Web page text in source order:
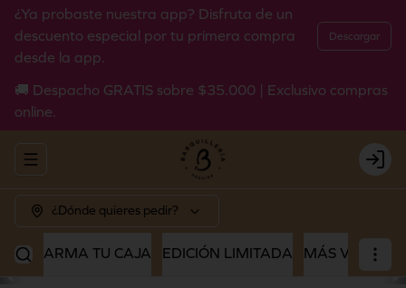
¿Ya probaste nuestra app? Disfruta de un
descuento especial por tu primera compra
desde la app.
Descargar
🚚 Despacho GRATIS sobre $35.000 | Exclusivo compras
online.
Abrir menu de navegación Login
¿Dónde quieres pedir?
ARMA TU CAJA EDICIÓN LIMITADA MÁS